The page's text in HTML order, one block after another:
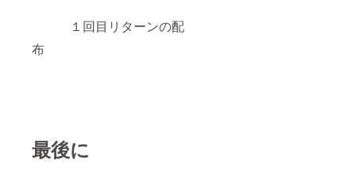
１回目リターンの配
布
最後に